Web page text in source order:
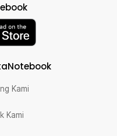
Kami
Kami